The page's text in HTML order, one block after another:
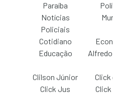
Paraíba
Notícias
Policiais
Cotidiano
Educação
Clilson Júnior
Click
Click Jus
Click